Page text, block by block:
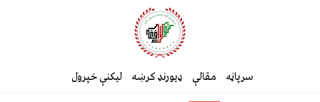
سرپاڼه مقالې ډیورنډ کرښه لیکنې خپرول